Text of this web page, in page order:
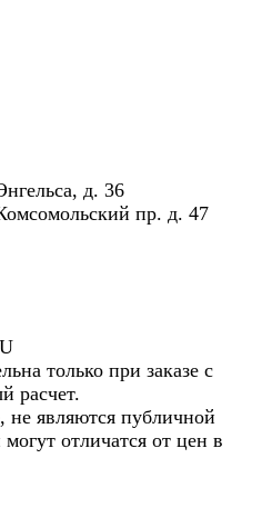
д. 36
пр. д. 47
только при заказе с
расчет.
не являются публичной
отличатся от цен в